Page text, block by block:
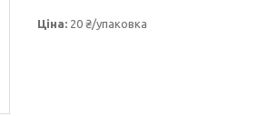
Ціна: 20 ₴/упаковка